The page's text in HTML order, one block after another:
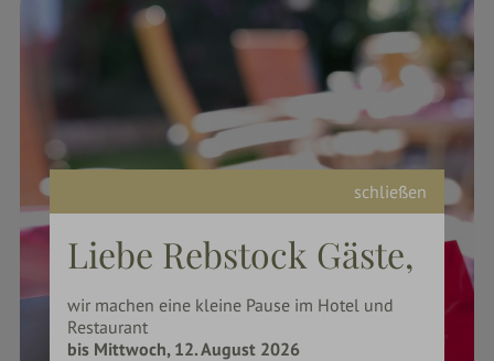
schließen
Liebe Rebstock Gäste,
wir machen eine kleine Pause im Hotel und
Restaurant
bis Mittwoch, 12. August 2026